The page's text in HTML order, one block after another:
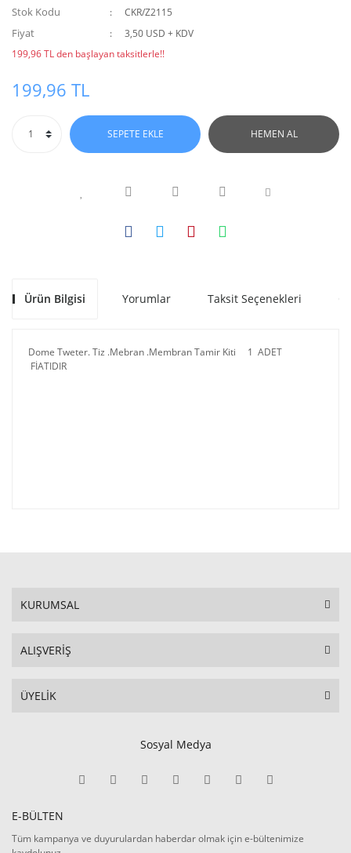
Stok Kodu CKR/Z2115
Fiyat
3,50 USD + KDV
199,96 TL den başlayan taksitlerle!!
199,96 TL
SEPETE EKLE HEMEN AL
Ürün Bilgisi Yorumlar Taksit Seçenekleri
Dome Tweter. Tiz .Mebran .Membran Tamir Kiti 1 ADET
FİATIDIR
KURUMSAL
ALIŞVERİŞ
ÜYELİK
Sosyal Medya
E-BÜLTEN
Tüm kampanya ve duyurulardan haberdar olmak için e-bültenimize